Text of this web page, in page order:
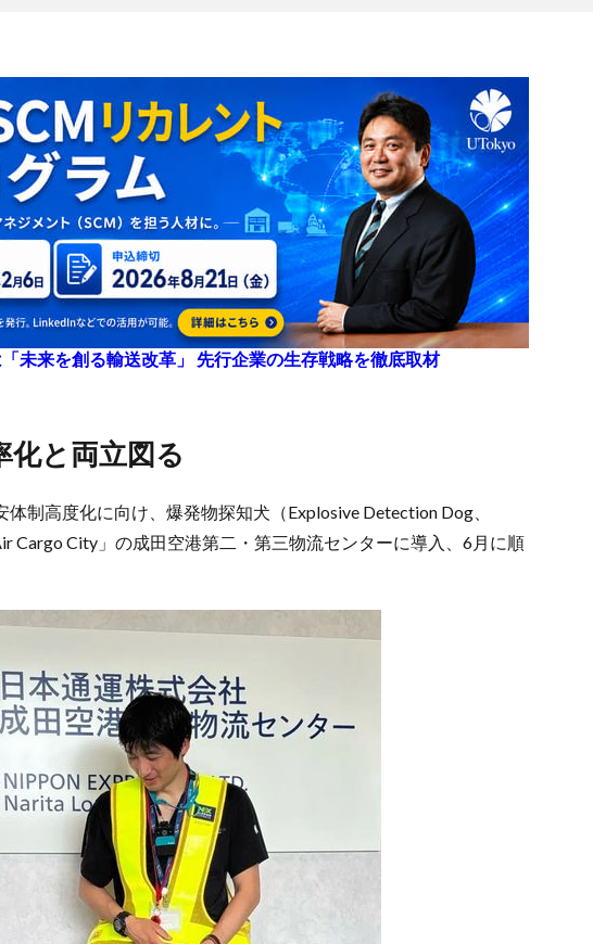
未来を創る輸送改革」 先行企業の生存戦略を徹底取材
化と両立図る
制高度化に向け、爆発物探知犬（Explosive Detection Dog、
Cargo City」の成田空港第二・第三物流センターに導入、6月に順